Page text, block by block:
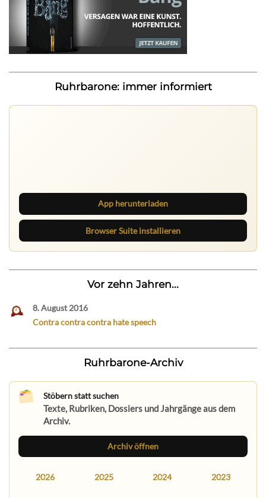
Ruhrbarone: immer informiert
App herunterladen
Browser Suite installieren
Vor zehn Jahren...
8. August 2016
Contra contra contra hate speech
Ruhrbarone-Archiv
Stöbern statt suchen
Texte, Rubriken, Dossiers und Jahrgänge aus dem
Archiv.
Archiv öffnen
2026 2025 2024 2023